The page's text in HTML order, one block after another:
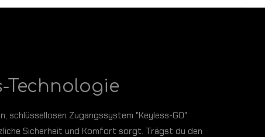
Technologie
schlüssellosen Zugangssystem "Keyless-GO"
Sicherheit und Komfort sorgt. Trägst du den